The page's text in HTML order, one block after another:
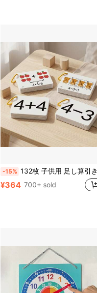
-15% 132枚 子供用 足し算引き算 数学フラッシュカード: 早期学習 計算、掛け算割り算の練習、計算能力向上 - 学習用品やホリデーギフト(3歳以上の子供向け)、教室での活動、算数の練習、教育用フラッシュカード、対話型学習、高品質印刷、子供向け素材、計数フラッシュカード、幼稚園児、家庭学習用品
¥364 700+ sold